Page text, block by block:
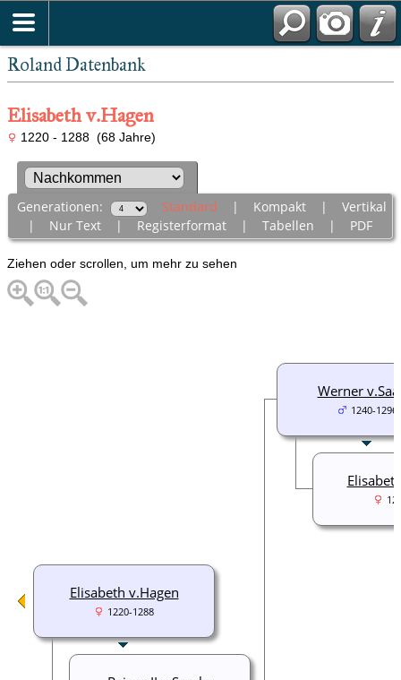
Roland Datenbank
Elisabeth v.Hagen
1220 - 1288 (68 Jahre)
Generationen: Standard | Kompakt| Vertikal
| Nur Text| Registerformat| Tabellen | PDF
Ziehen oder scrollen, um mehr zu sehen
Werner
1240-1296
Elisabeth v.Hagen
1220-1288